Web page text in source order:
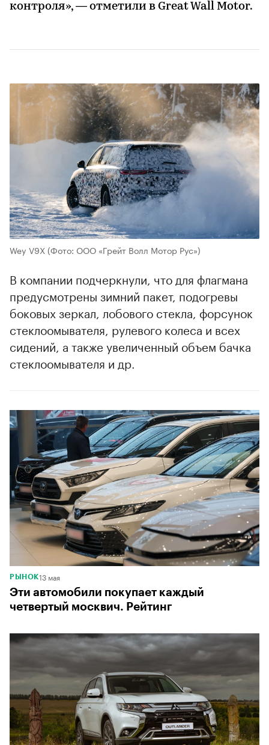
контроля», — отметили в Great Wall Motor.
Wey V9X(Фото: ООО «Грейт Волл Мотор Рус»)
В компании подчеркнули, что для флагмана
предусмотрены зимний пакет, подогревы
боковых зеркал, лобового стекла, форсунок
стеклоомывателя, рулевого колеса и всех
сидений, а также увеличенный объем бачка
стеклоомывателя и др.
РЫНОК13 мая
Эти автомобили покупает каждый
четвертый москвич. Рейтинг